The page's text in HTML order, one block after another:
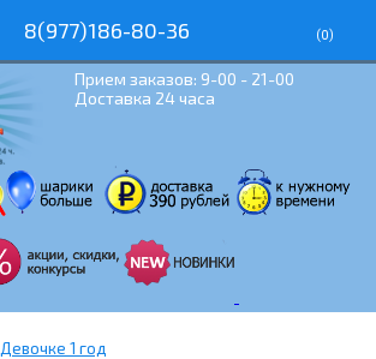
8(977)186-80-36 (0)
Прием заказов: 9-00 - 21-00
Доставка 24 часа
Девочке 1 год